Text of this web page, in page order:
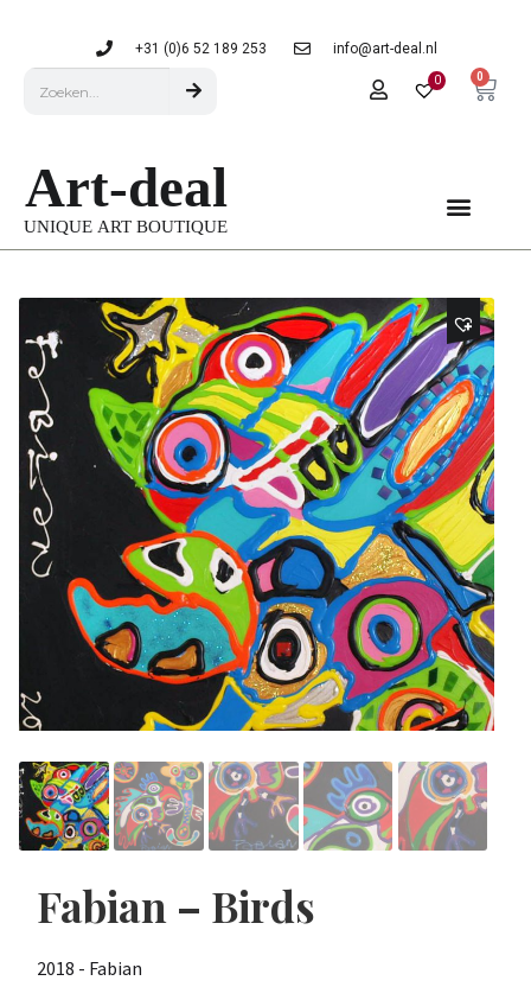
+31 (0)6 52 189 253 info@art-deal.nl
0 0
Fabian – Birds
2018 - Fabian